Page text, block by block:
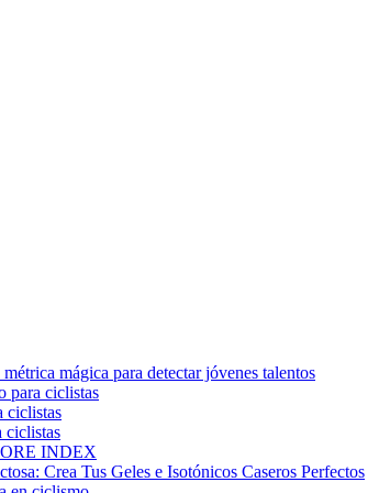
mágica para detectar jóvenes talentos
para ciclistas
ciclistas
ciclistas
INDEX
Crea Tus Geles e Isotónicos Caseros Perfectos